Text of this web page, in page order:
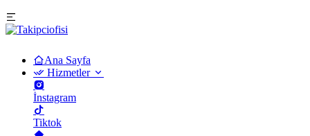
Ana Sayfa
Hizmetler
İnstagram
Tiktok